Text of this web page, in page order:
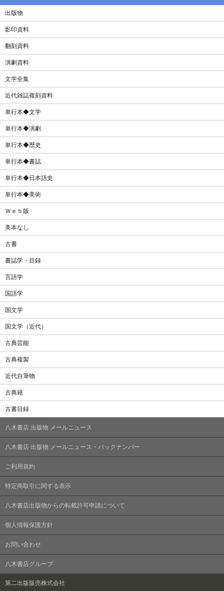
出版物
影印資料
翻刻資料
演劇資料
文学全集
近代雑誌複刻資料
単行本◆文学
単行本◆演劇
単行本◆歴史
単行本◆書誌
単行本◆日本語史
単行本◆美術
Ｗｅｂ版
美本なし
古書
書誌学・目録
言語学
国語学
国文学
国文学（近代）
古典芸能
古典複製
近代自筆物
古典籍
古書目録
八木書店 出版物 メールニュース
八木書店 出版物 メールニュース・バックナンバー
ご利用規約
特定商取引に関する表示
八木書店出版物からの転載許可申請について
個人情報保護方針
お問い合わせ
八木書店グループ
第二出版販売株式会社